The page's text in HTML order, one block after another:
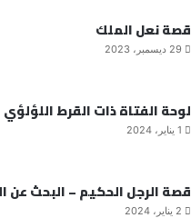
قصة نعل الملك
29 ديسمبر، 2023
لوحة الفتاة ذات القرط اللؤلؤي
1 يناير، 2024
قصة الرجل الحكيم – البحث عن
2 يناير، 2024